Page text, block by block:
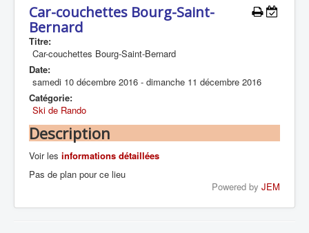
RANDONNÉE SPORTIVE
Car-couchettes Bourg-Saint-
Bernard
Titre:
Car-couchettes Bourg-Saint-Bernard
Date:
samedi 10 décembre 2016 - dimanche 11 décembre 2016
Catégorie:
Ski de Rando
Description
Voir les informations détaillées
Pas de plan pour ce lieu
Powered by JEM